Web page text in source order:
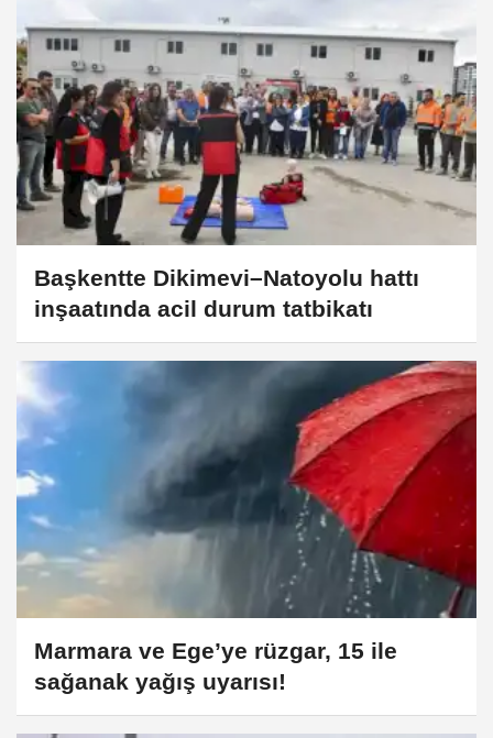
Başkentte Dikimevi–Natoyolu hattı
inşaatında acil durum tatbikatı
Marmara ve Ege’ye rüzgar, 15 ile
sağanak yağış uyarısı!